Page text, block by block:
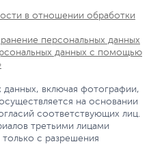
в отношении обработки
персональных данных
данных с помощью
включая фотографии,
на основании
соответствующих лиц.
третьими лицами
с разрешения